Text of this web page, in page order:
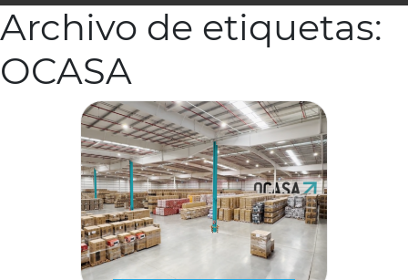
Archivo de etiquetas:
OCASA